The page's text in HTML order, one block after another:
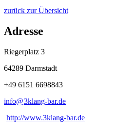
zurück zur Übersicht
Adresse
Riegerplatz 3
64289 Darmstadt
+49 6151 6698843
info@3klang-bar.de
http://www.3klang-bar.de